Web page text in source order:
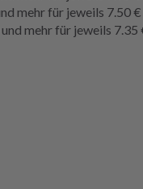
mehr für jeweils 7.50 €
und mehr für jeweils 7.35